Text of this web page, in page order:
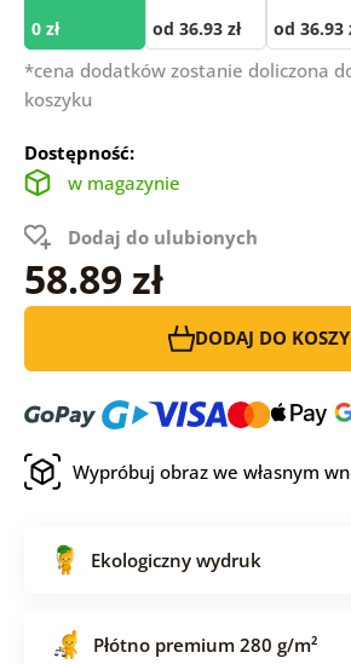
0 zł od 36.93 zł od 36.93
*cena dodatków zostanie doliczona
koszyku
Dostępność:
w magazynie
Dodaj do ulubionych
58.89 zł
DODAJ DO
Wypróbuj obraz we własnym
Ekologiczny wydruk
Płótno premium 280 g/m²